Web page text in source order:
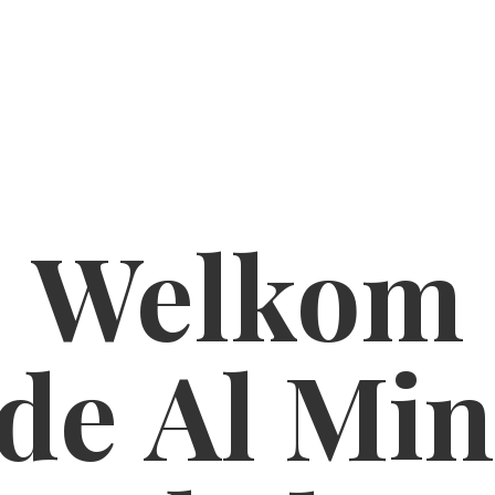
Welkom
Al